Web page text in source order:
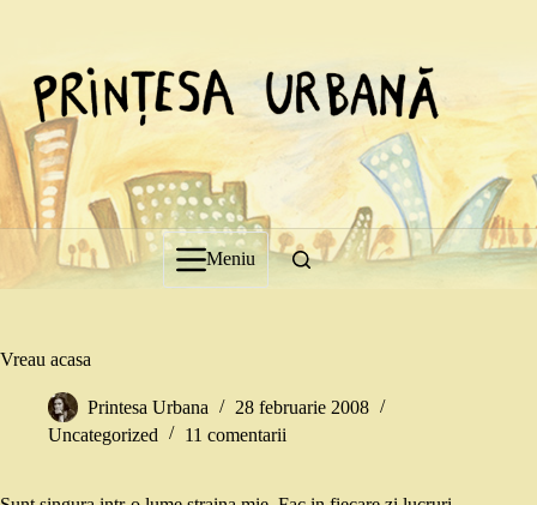
Meniu
Vreau acasa
Printesa Urbana
28 februarie 2008
Uncategorized
11 comentarii